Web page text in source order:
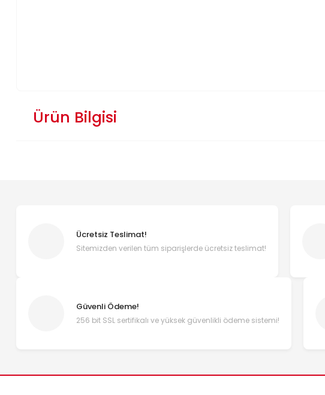
Ürün Bilgisi
Ücretsiz Teslimat!
Sitemizden verilen tüm siparişlerde ücretsiz teslimat!
Güvenli Ödeme!
256 bit SSL sertifikalı ve yüksek güvenlikli ödeme sistemi!